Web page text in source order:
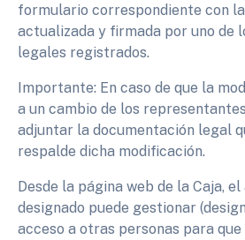
formulario correspondiente con
actualizada y firmada por uno de
legales registrados.
Importante: En caso de que la
a un cambio de los
adjuntar la documentación legal
respalde dicha modificación.
Desde la página web de la Caja,
designado puede gestionar
acceso a otras personas para